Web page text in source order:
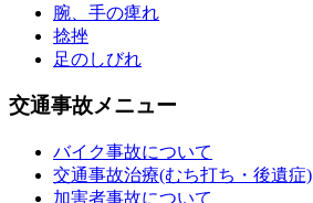
腕、手の痺れ
捻挫
足のしびれ
交通事故メニュー
バイク事故について
交通事故治療(むち打ち・後遺症)
加害者事故について